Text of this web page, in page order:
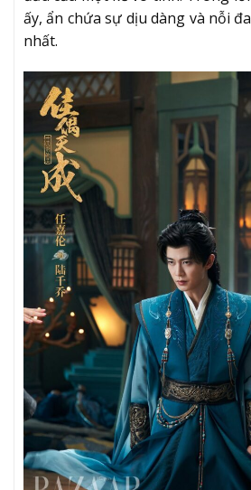
ấy, ẩn chứa sự dịu dàng và nỗi
nhất.